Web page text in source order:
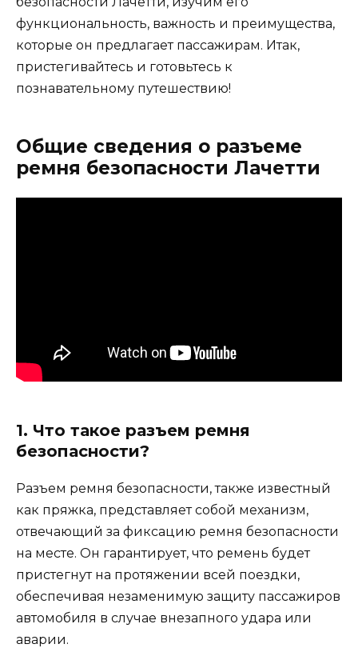
функциональность, важность и преимущества,
которые он предлагает пассажирам. Итак,
пристегивайтесь и готовьтесь к
познавательному путешествию!
Общие сведения о разъеме
ремня безопасности Лачетти
1. Что такое разъем ремня
безопасности?
Разъем ремня безопасности, также известный
как пряжка, представляет собой механизм,
отвечающий за фиксацию ремня безопасности
на месте. Он гарантирует, что ремень будет
пристегнут на протяжении всей поездки,
обеспечивая незаменимую защиту пассажиров
автомобиля в случае внезапного удара или
аварии.